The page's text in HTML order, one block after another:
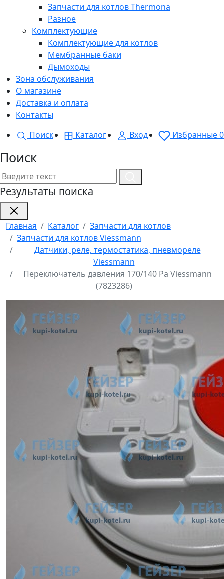
Запчасти для котлов Thermona
Разное
Комплектующие
Комплектующие для котлов
Мембранные баки
Дымоходы
Зона обслуживания
О магазине
Доставка и оплата
Контакты
Поиск
Каталог Вход Избранные0
Поиск
Результаты поиска
Главная Каталог
Запчасти для котлов
Запчасти для котлов Viessmann
Датчики, реле, термостатика, пневмореле
Viessmann
Переключатель давления 170/140 Pa Viessmann
(7823286)